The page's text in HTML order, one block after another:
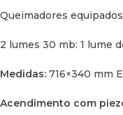
Queimadores
2 lumes 30 mb: 1 lume
Medidas: 716×340 mm
Acendimento com